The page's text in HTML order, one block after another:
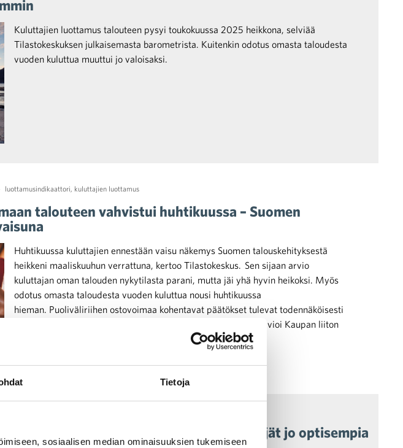
Tietoja
sosiaalisen median ominaisuuksien tukemiseen
Kuluttajien luottamus talouteen pysyi toukokuussa 2025 heikkona, selviää
Tilastokeskuksen julkaisemasta barometrista. Kuitenkin odotus omasta taloudesta
vuoden kuluttua muuttui jo valoisaksi.
luottamusindikaattori, kuluttajien luottamus
talouteen vahvistui huhtikuussa – Suomen
Huhtikuussa kuluttajien ennestään vaisu näkemys Suomen talouskehityksestä
heikkeni maaliskuuhun verrattuna, kertoo Tilastokeskus. Sen sijaan arvio
kuluttajan oman talouden nykytilasta parani, mutta jäi yhä hyvin heikoksi. Myös
odotus omasta taloudesta vuoden kuluttua nousi huhtikuussa
hieman. Puoliväliriihen ostovoimaa kohentavat päätökset tulevat todennäköisesti
heijastumaan positiivisesti myös kuluttajien luottamukseen, arvioi Kaupan liiton
edelleen heikkoa maaliskuussa – yrittäjät jo optisempia